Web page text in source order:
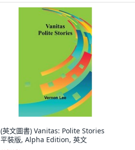
(英文圖書) Vanitas: Polite Stories
平裝版, Alpha Edition, 英文